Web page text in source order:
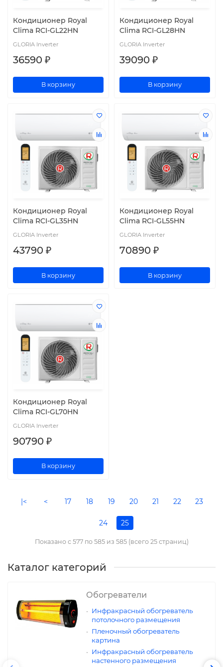
Кондиционер Royal
Clima RCI-GL22HN
GLORIA Inverter
36590 ₽
В корзину
Кондиционер Royal
Clima RCI-GL28HN
GLORIA Inverter
39090 ₽
В корзину
Кондиционер Royal
Clima RCI-GL35HN
GLORIA Inverter
43790 ₽
В корзину
Кондиционер Royal
Clima RCI-GL55HN
GLORIA Inverter
70890 ₽
В корзину
Кондиционер Royal
Clima RCI-GL70HN
GLORIA Inverter
90790 ₽
В корзину
|< < 17 18 19 20 21 22 23
24 25
Показано с 577 по 585 из 585 (всего 25 страниц)
Каталог категорий
Обогреватели
Инфракрасный обогреватель
потолочного размещения
Пленочный обогреватель
картина
Инфракрасный обогреватель
настенного размещения